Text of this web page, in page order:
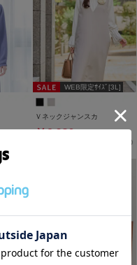
WEB限定ｻｲｽﾞ[3L]
Ｖネックジャンスカ
￥3,980